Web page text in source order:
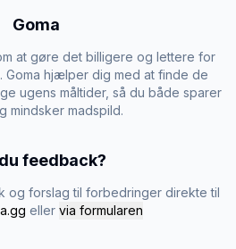
Goma
at gøre det billigere og lettere for
Goma hjælper dig med at finde de
ugens måltider, så du både sparer
mindsker madspild.
feedback?
og forslag til forbedringer direkte til
eller via formularen